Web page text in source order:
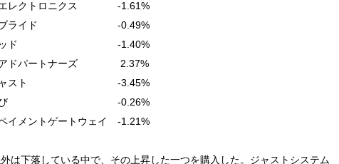
レクトロニクス -1.61%
ーブライド -0.49%
ラッド -1.40%
ドパートナーズ 2.37%
キャスト -3.45%
るなび -0.26%
メントゲートウェイ -1.21%
は下落している中で、その上昇した一つを購入した。ジャストシステム